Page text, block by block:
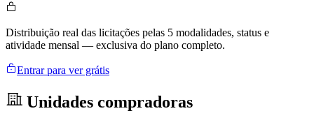
Distribuição real das licitações pelas 5 modalidades, status e
atividade mensal — exclusiva do plano completo.
Entrar para ver grátis
Unidades compradoras